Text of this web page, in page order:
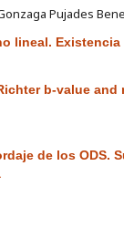
Pujades
lineal.
b-value and
de los ODS.